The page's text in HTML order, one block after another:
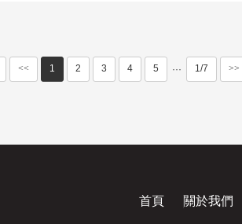
<< 1 2 3 4 5 ··· 1/7 >>
首頁 關於我們